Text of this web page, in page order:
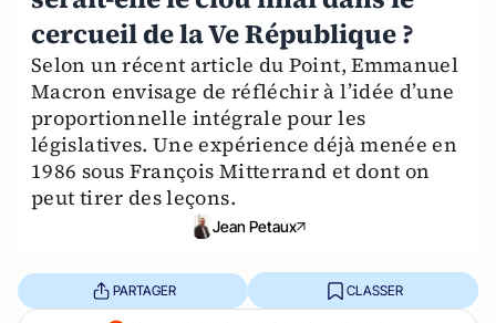
cercueil de la Ve République ?
Selon un récent article du Point, Emmanuel
Macron envisage de réfléchir à l’idée d’une
proportionnelle intégrale pour les
législatives. Une expérience déjà menée en
1986 sous François Mitterrand et dont on
peut tirer des leçons.
Jean Petaux
PARTAGER CLASSER